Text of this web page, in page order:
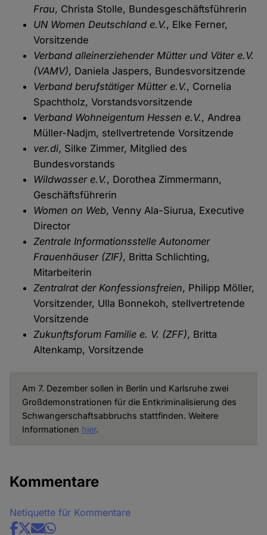
Frau, Christa Stolle, Bundesgeschäftsführerin
UN Women Deutschland e.V., Elke Ferner,
Vorsitzende
Verband alleinerziehender Mütter und Väter e.V.
(VAMV), Daniela Jaspers, Bundesvorsitzende
Verband berufstätiger Mütter e.V., Cornelia
Spachtholz, Vorstandsvorsitzende
Verband Wohneigentum Hessen e.V., Andrea
Müller-Nadjm, stellvertretende Vorsitzende
ver.di, Silke Zimmer, Mitglied des
Bundesvorstands
Wildwasser e.V., Dorothea Zimmermann,
Geschäftsführerin
Women on Web, Venny Ala-Siurua, Executive
Director
Zentrale Informationsstelle Autonomer
Frauenhäuser (ZIF), Britta Schlichting,
Mitarbeiterin
Zentralrat der Konfessionsfreien, Philipp Möller,
Vorsitzender, Ulla Bonnekoh, stellvertretende
Vorsitzende
Zukunftsforum Familie e. V. (ZFF), Britta
Altenkamp, Vorsitzende
Am 7. Dezember sollen in Berlin und Karlsruhe zwei
Großdemonstrationen für die Entkriminalisierung des
Schwangerschaftsabbruchs stattfinden. Weitere
Informationen hier.
Kommentare
Netiquette für Kommentare